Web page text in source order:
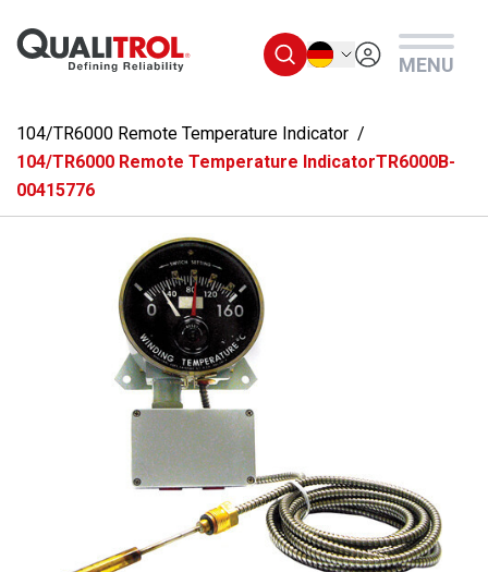
Deutsch
MENU
104/TR6000 Remote Temperature Indicator
104/TR6000 Remote Temperature IndicatorTR6000B-
00415776